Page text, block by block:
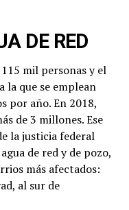
DE RED
mil personas y el
la que se emplean
por año. En 2018,
de 3 millones. Ese
la justicia federal
de red y de pozo,
más afectados:
al sur de